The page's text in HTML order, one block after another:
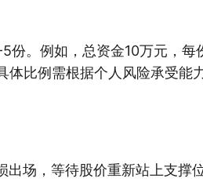
。例如，总资金10万元，每
比例需根据个人风险承受能
出场，等待股价重新站上支撑